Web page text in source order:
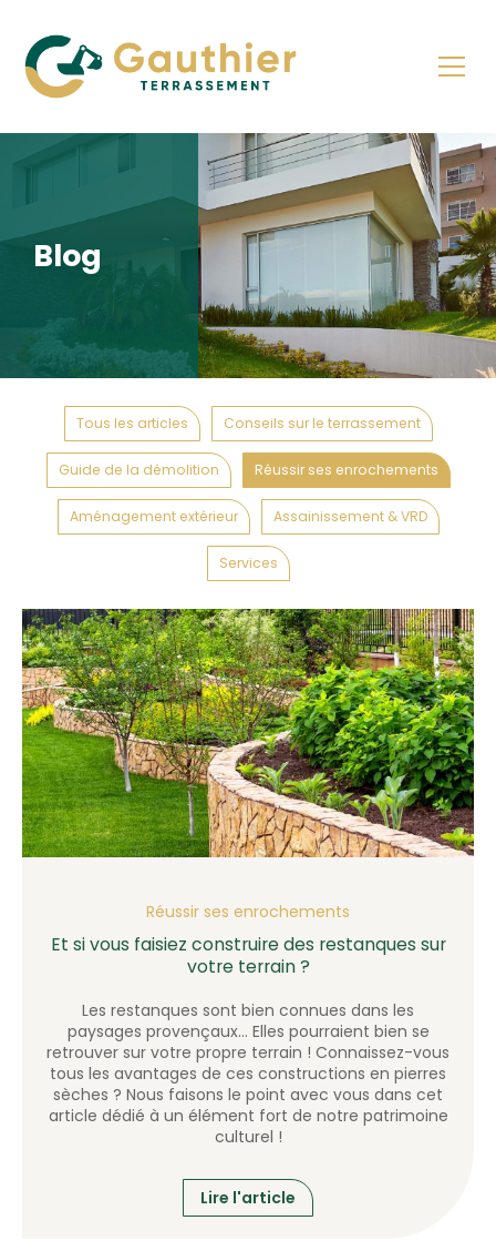
Blog
Tous les articles Conseils sur le terrassement
Guide de la démolition Réussir ses enrochements
Aménagement extérieur Assainissement & VRD
Services
Réussir ses enrochements
Et si vous faisiez construire des restanques sur
votre terrain ?
Les restanques sont bien connues dans les
paysages provençaux… Elles pourraient bien se
retrouver sur votre propre terrain ! Connaissez-vous
tous les avantages de ces constructions en pierres
sèches ? Nous faisons le point avec vous dans cet
article dédié à un élément fort de notre patrimoine
culturel !
Lire l'article